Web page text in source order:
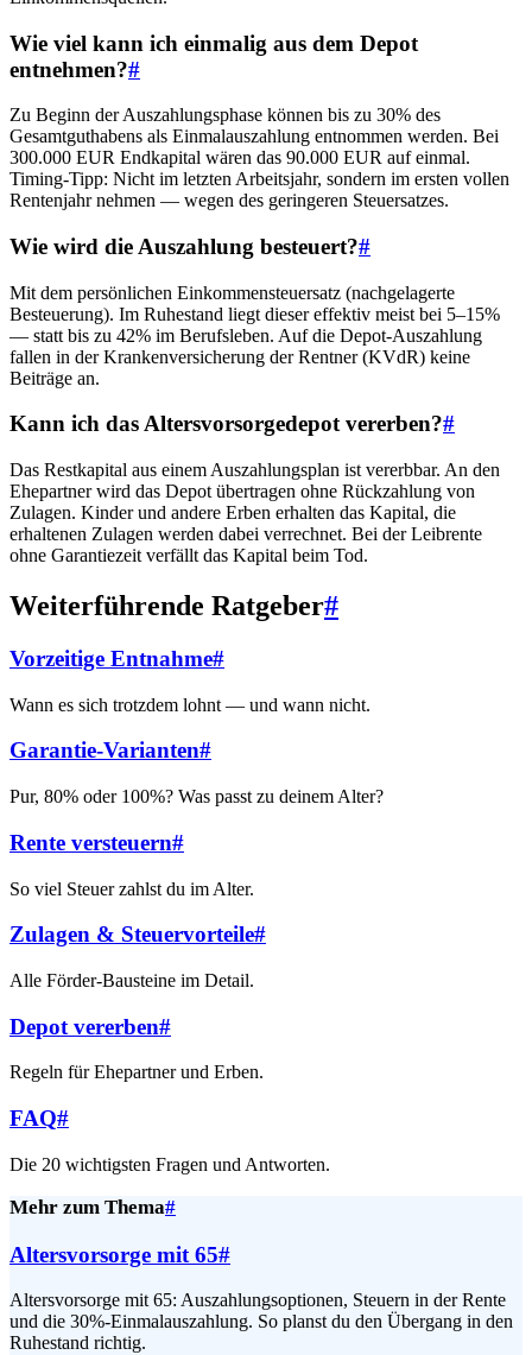
Wie viel kann ich einmalig aus dem Depot
entnehmen?#
Zu Beginn der Auszahlungsphase können bis zu 30% des
Gesamtguthabens als Einmalauszahlung entnommen werden. Bei
300.000 EUR Endkapital wären das 90.000 EUR auf einmal.
Timing-Tipp: Nicht im letzten Arbeitsjahr, sondern im ersten vollen
Rentenjahr nehmen — wegen des geringeren Steuersatzes.
Wie wird die Auszahlung besteuert?#
Mit dem persönlichen Einkommensteuersatz (nachgelagerte
Besteuerung). Im Ruhestand liegt dieser effektiv meist bei 5–15%
— statt bis zu 42% im Berufsleben. Auf die Depot-Auszahlung
fallen in der Krankenversicherung der Rentner (KVdR) keine
Beiträge an.
Kann ich das Altersvorsorgedepot vererben?#
Das Restkapital aus einem Auszahlungsplan ist vererbbar. An den
Ehepartner wird das Depot übertragen ohne Rückzahlung von
Zulagen. Kinder und andere Erben erhalten das Kapital, die
erhaltenen Zulagen werden dabei verrechnet. Bei der Leibrente
ohne Garantiezeit verfällt das Kapital beim Tod.
Weiterführende Ratgeber#
Vorzeitige Entnahme#
Wann es sich trotzdem lohnt — und wann nicht.
Garantie-Varianten#
Pur, 80% oder 100%? Was passt zu deinem Alter?
Rente versteuern#
So viel Steuer zahlst du im Alter.
Zulagen & Steuervorteile#
Alle Förder-Bausteine im Detail.
Depot vererben#
Regeln für Ehepartner und Erben.
FAQ#
Die 20 wichtigsten Fragen und Antworten.
Mehr zum Thema#
Altersvorsorge mit 65#
Altersvorsorge mit 65: Auszahlungsoptionen, Steuern in der Rente
und die 30%-Einmalauszahlung. So planst du den Übergang in den
Ruhestand richtig.